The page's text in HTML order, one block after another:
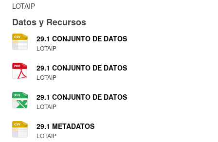
LOTAIP
Datos y Recursos
29.1 CONJUNTO DE DATOS
LOTAIP
29.1 CONJUNTO DE DATOS
LOTAIP
29.1 CONJUNTO DE DATOS
LOTAIP
29.1 METADATOS
LOTAIP